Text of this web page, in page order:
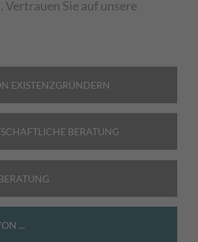
Vertrauen Sie auf unsere
EXISTENZGRÜNDERN
BERATUNG
...